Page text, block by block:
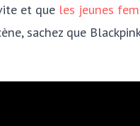
et que les jeunes
sachez que